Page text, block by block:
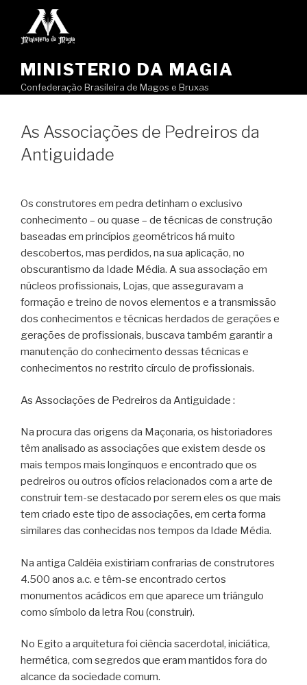
MINISTERIO DA MAGIA
Confederação Brasileira de Magos e Bruxas
As Associações de Pedreiros da
Antiguidade
Os construtores em pedra detinham o exclusivo
conhecimento – ou quase – de técnicas de construção
baseadas em princípios geométricos há muito
descobertos, mas perdidos, na sua aplicação, no
obscurantismo da Idade Média. A sua associação em
núcleos profissionais, Lojas, que asseguravam a
formação e treino de novos elementos e a transmissão
dos conhecimentos e técnicas herdados de gerações e
gerações de profissionais, buscava também garantir a
manutenção do conhecimento dessas técnicas e
conhecimentos no restrito círculo de profissionais.
As Associações de Pedreiros da Antiguidade :
Na procura das origens da Maçonaria, os historiadores
têm analisado as associações que existem desde os
mais tempos mais longínquos e encontrado que os
pedreiros ou outros ofícios relacionados com a arte de
construir tem-se destacado por serem eles os que mais
tem criado este tipo de associações, em certa forma
similares das conhecidas nos tempos da Idade Média.
Na antiga Caldéia existiriam confrarias de construtores
4.500 anos a.c. e têm-se encontrado certos
monumentos acádicos em que aparece um triângulo
como símbolo da letra Rou (construir).
No Egito a arquitetura foi ciência sacerdotal, iniciática,
hermética, com segredos que eram mantidos fora do
alcance da sociedade comum.